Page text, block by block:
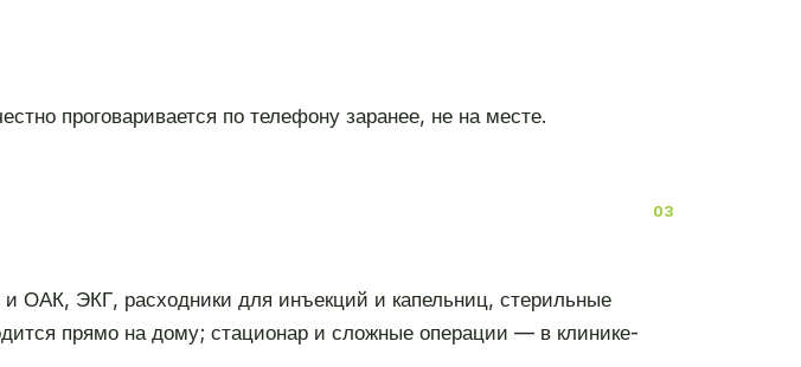
проговаривается по телефону заранее, не на месте.
ОАК, ЭКГ, расходники для инъекций и капельниц, стерильные
прямо на дому; стационар и сложные операции — в клинике-